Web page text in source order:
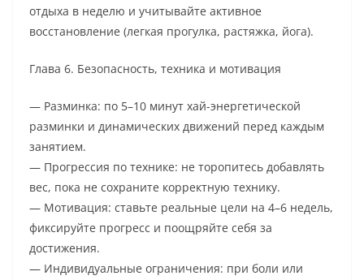
отдыха в неделю и учитывайте активное
восстановление (легкая прогулка, растяжка, йога).
Глава 6. Безопасность, техника и мотивация
— Разминка: по 5–10 минут хай-энергетической
разминки и динамических движений перед каждым
занятием.
— Прогрессия по технике: не торопитесь добавлять
вес, пока не сохраните корректную технику.
— Мотивация: ставьте реальные цели на 4–6 недель,
фиксируйте прогресс и поощряйте себя за
достижения.
— Индивидуальные ограничения: при боли или